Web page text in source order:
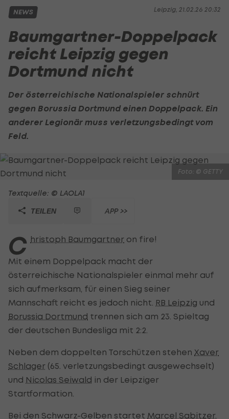
Leipzig, 21.02.26 20:32
NEWS
Baumgartner-Doppelpack
reicht Leipzig gegen
Dortmund nicht
Der österreichische Nationalspieler schnürt
gegen Borussia Dortmundeinen Doppelpack. Ein
anderer Legionär muss verletzungsbedingt vom
Feld.
Foto: © GETTY
Textquelle: © LAOLA1
TEILEN APP >>
C hristoph Baumgartner on fire!
Mit einem Doppelpack macht der
österreichische Nationalspieler einmal mehr auf
sich aufmerksam, für einen Sieg seiner
Mannschaft reicht es jedoch nicht. RB Leipzig und
Borussia Dortmund trennen sich am 23. Spieltag
der deutschen Bundesliga mit 2:2.
Neben dem doppelten Torschützen stehen Xaver
Schlager (65. verletzungsbedingt ausgewechselt)
und Nicolas Seiwald in der Leipziger
Startformation.
Bei den Schwarz-Gelben startet Marcel Sabitzer,